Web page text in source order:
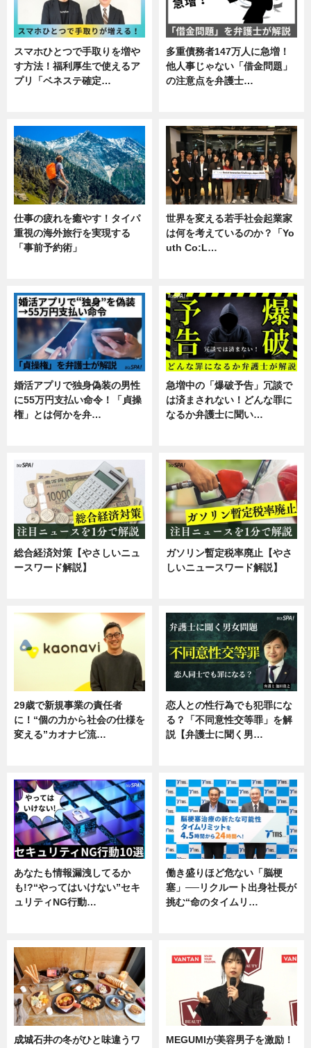
スマホひとつで手取りを増や
す方法！福利厚生で使えるア
プリ「ベネステ確定…
多重債務者147万人に急増！
他人事じゃない「借金問題」
の注意点を弁護士…
仕事の疲れを癒やす！タイパ
重視の海外旅行を実現する
「事前予約術」
世界を変える若手社会起業家
は何を考えているのか？「Yo
uth Co:L…
婚活アプリで独身偽装の男性
に55万円支払い命令！「貞操
権」とは何かを弁…
急増中の「爆破予告」冗談で
は済まされない！どんな罪に
なるか弁護士に聞い…
総合経済対策【やさしいニュ
ースワード解説】
ガソリン暫定税率廃止【やさ
しいニュースワード解説】
29歳で新規事業の責任者
に！“個の力から社会の仕様を
変える”カオナビ流…
恋人との性行為でも犯罪にな
る？「不同意性交等罪」を解
説【弁護士に聞く男…
あなたも情報漏洩してるか
も!?“やってはいけない”セキ
ュリティNG行動…
働き盛りほど危ない「脳梗
塞」──リクルート出身社長が
挑む“命のタイムリ…
成城石井の冬がひと味違うワ
MEGUMIが美容男子を激励！